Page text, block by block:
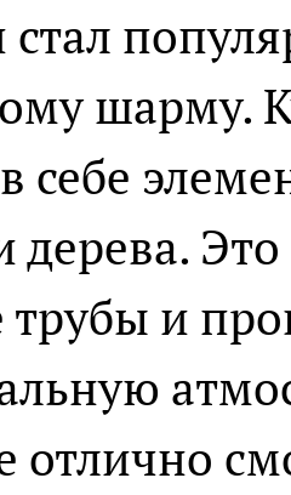
стал
шарму.
себе
дерева.
и
отлично